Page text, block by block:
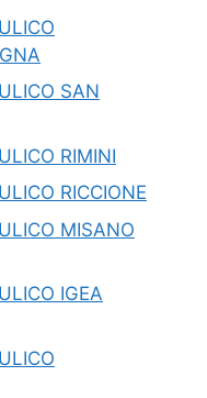
SAN
RIMINI
RICCIONE
MISANO
IGEA